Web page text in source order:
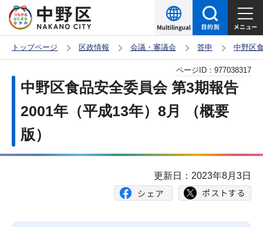
の
ー
す
トップページ 区政情報 会議・審議会 答申 中野区
中野区食品安全委員会 第3期報告
2001年（平成13年）8月 （概要
版）
ページID： 977038317
更新日：2023年8月3日